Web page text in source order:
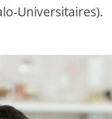
Universitaires).